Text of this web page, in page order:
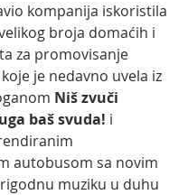
kompanija iskoristila
broja domaćih i
za promovisanje
je nedavno uvela iz
Niš zvuči
baš svuda! i
autobusom sa novim
muziku u duhu